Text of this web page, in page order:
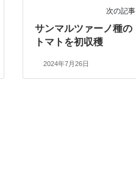
次の記事
サンマルツァーノ種の
トマトを初収穫
2024年7月26日